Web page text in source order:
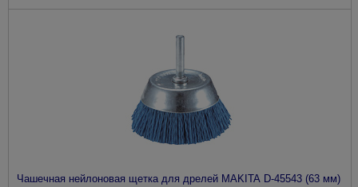
Чашечная нейлоновая щетка для дрелей MAKITA D-45543 (63 мм)